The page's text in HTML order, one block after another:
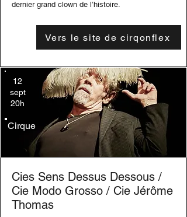
dernier grand clown de l’histoire.
Vers le site de cirqonflex
12
sept
20h
Cirque
Cies Sens Dessus Dessous /
Cie Modo Grosso / Cie Jérôme
Thomas